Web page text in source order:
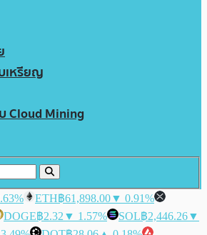
เหรียญ
Cloud Mining
ETH฿61,898.00▼ 0.91%
DOGE฿2.32 ▼ 1.57% SOL฿2,446.26▼